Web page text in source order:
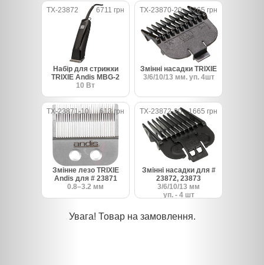
TX-23872 6711 грн
Набір для стрижки
TRIXIE Andis MBG-2
10 Вт
TX-23870-20 1265 грн
Змінні насадки TRIXIE
3/6/10/13 мм. уп. 4шт
TX-23871-10 613 грн
Змінне лезо TRIXIE
Andis для # 23871
0.8–3.2 мм
TX-23872-20 1665 грн
Змінні насадки для #
23872, 23873
3/6/10/13 мм
уп. - 4 шт
Увага! Товар на замовлення.